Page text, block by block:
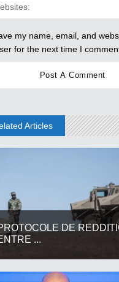
my name, email, and
for the next time I
Articles
DE
...